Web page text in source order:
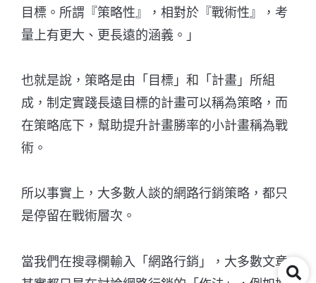
目標。所謂『策略性』，相對於『戰術性』，考
量上有更大、更長遠的涵義。」
也就是說，策略是由「目標」和「計畫」所組
成，制定實踐長遠目標的計畫可以稱為策略，而
在策略底下，幫助提升計畫勝率的小計畫稱為戰
術。
所以事實上，大多數人談的網路行銷策略，都只
是停留在戰術層次。
當我們在搜尋欄輸入「網路行銷」，大多數文章